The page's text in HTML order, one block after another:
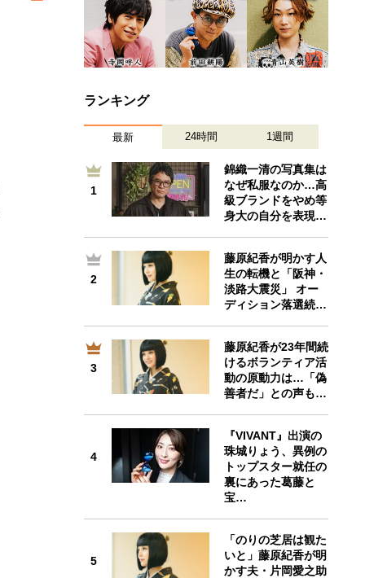
ランキング
最新 24時間 1週間
1
錦織一清の写真集は
なぜ私服なのか…高
級ブランドをやめ等
身大の自分を表現…
2
藤原紀香が明かす人
生の転機と「阪神・
淡路大震災」 オー
ディション落選続…
3
藤原紀香が23年間続
けるボランティア活
動の原動力は…「偽
善者だ」との声も…
4
『VIVANT』出演の
珠城りょう、異例の
トップスター就任の
裏にあった葛藤と
宝…
5
「のりの芝居は観た
いと」藤原紀香が明
かす夫・片岡愛之助